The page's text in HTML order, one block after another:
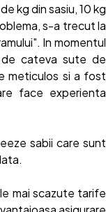
kg din sasiu, 10 kg
s-a trecut la
In momentul
cateva sute de
meticulos si a fost
face experienta
sabii care sunt
mai scazute tarife